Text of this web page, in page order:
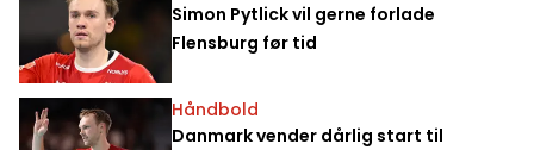
Simon Pytlick vil gerne forlade
Flensburg før tid
Håndbold
Danmark vender dårlig start til